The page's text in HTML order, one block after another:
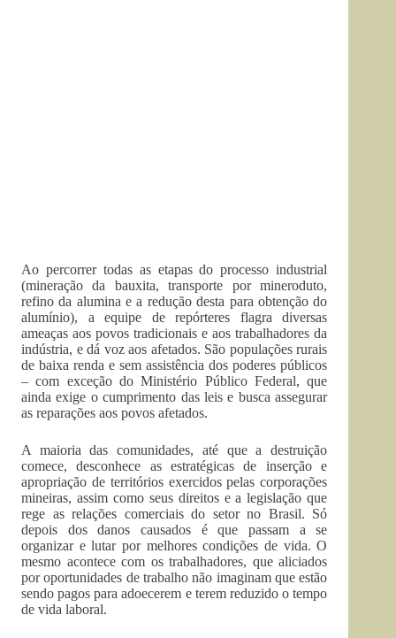
Ao percorrer todas as etapas do processo industrial
(mineração da bauxita, transporte por mineroduto,
refino da alumina e a redução desta para obtenção do
alumínio), a equipe de repórteres flagra diversas
ameaças aos povos tradicionais e aos trabalhadores da
indústria, e dá voz aos afetados. São populações rurais
de baixa renda e sem assistência dos poderes públicos
– com exceção do Ministério Público Federal, que
ainda exige o cumprimento das leis e busca assegurar
as reparações aos povos afetados.
A maioria das comunidades, até que a destruição
comece, desconhece as estratégicas de inserção e
apropriação de territórios exercidos pelas corporações
mineiras, assim como seus direitos e a legislação que
rege as relações comerciais do setor no Brasil. Só
depois dos danos causados é que passam a se
organizar e lutar por melhores condições de vida. O
mesmo acontece com os trabalhadores, que aliciados
por oportunidades de trabalho não imaginam que estão
sendo pagos para adoecerem e terem reduzido o tempo
de vida laboral.